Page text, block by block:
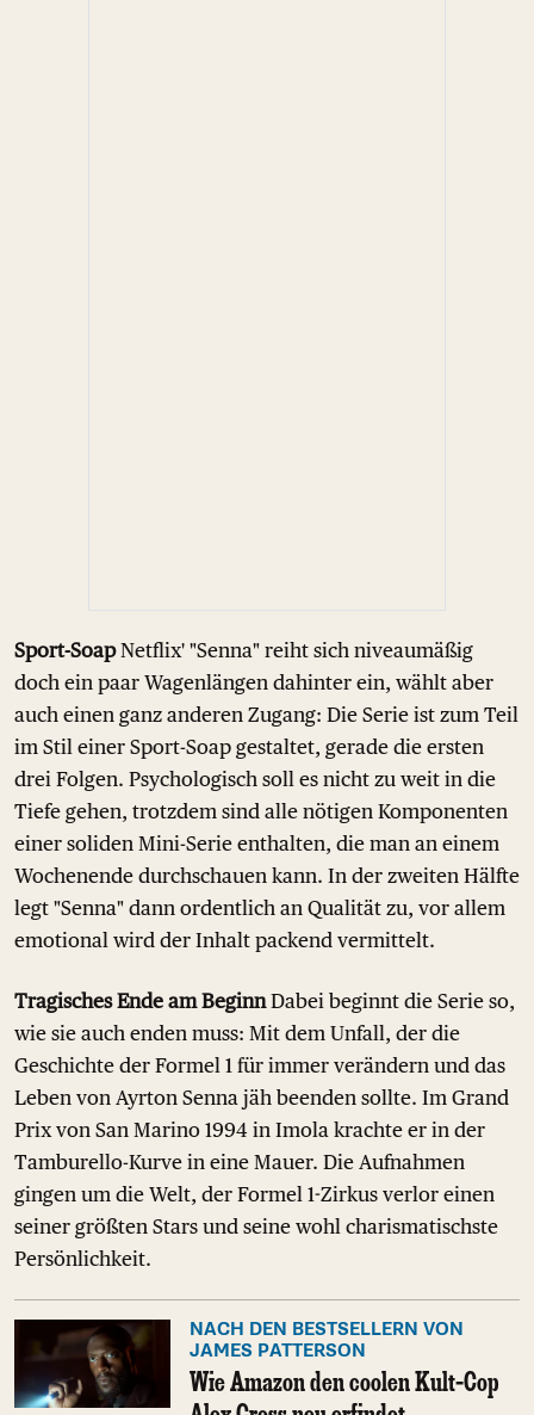
Sport-SoapNetflix' "Senna" reiht sich niveaumäßig
doch ein paar Wagenlängen dahinter ein, wählt aber
auch einen ganz anderen Zugang: Die Serie ist zum Teil
im Stil einer Sport-Soap gestaltet, gerade die ersten
drei Folgen. Psychologisch soll es nicht zu weit in die
Tiefe gehen, trotzdem sind alle nötigen Komponenten
einer soliden Mini-Serie enthalten, die man an einem
Wochenende durchschauen kann. In der zweiten Hälfte
legt "Senna" dann ordentlich an Qualität zu, vor allem
emotional wird der Inhalt packend vermittelt.
Tragisches Ende am BeginnDabei beginnt die Serie so,
wie sie auch enden muss: Mit dem Unfall, der die
Geschichte der Formel 1 für immer verändern und das
Leben von Ayrton Senna jäh beenden sollte. Im Grand
Prix von San Marino 1994 in Imola krachte er in der
Tamburello-Kurve in eine Mauer. Die Aufnahmen
gingen um die Welt, der Formel 1-Zirkus verlor einen
seiner größten Stars und seine wohl charismatischste
Persönlichkeit.
NACH DEN BESTSELLERN VON
JAMES PATTERSON
Wie Amazon den coolen Kult-Cop